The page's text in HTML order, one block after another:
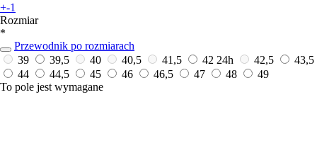
+-1
Rozmiar
*
Przewodnik po rozmiarach
39
39,5 40 40,5 41,5 42 24h 42,5
43,5
44
44,5 45 46 46,5 47 48
49
To pole jest wymagane